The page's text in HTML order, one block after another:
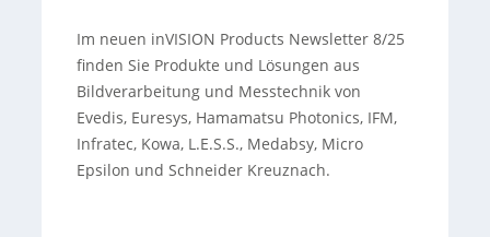
Im neuen inVISION Products Newsletter 8/25
finden Sie Produkte und Lösungen aus
Bildverarbeitung und Messtechnik von
Evedis, Euresys, Hamamatsu Photonics, IFM,
Infratec, Kowa, L.E.S.S., Medabsy, Micro
Epsilon und Schneider Kreuznach.